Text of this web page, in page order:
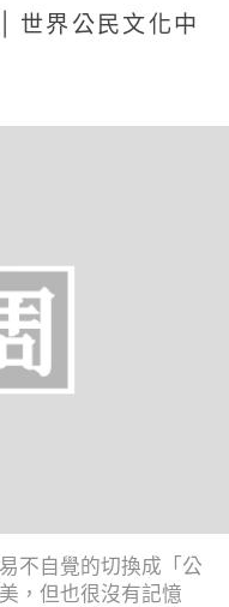
世界公民文化中
不自覺的切換成「公
，但也很沒有記憶